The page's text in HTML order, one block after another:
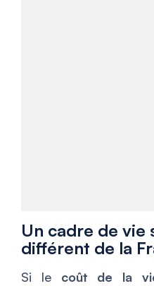
Un cadre de vie
différent de la
Si le coût de la